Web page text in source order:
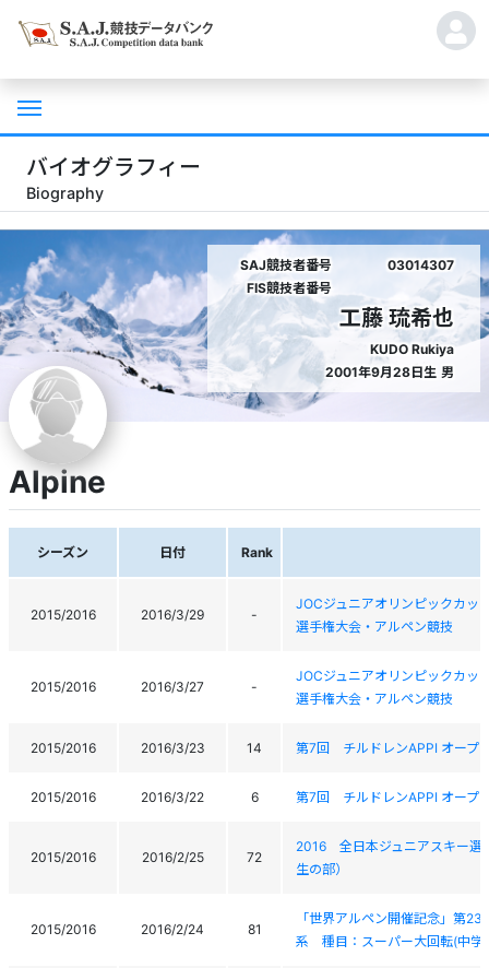
バイオグラフィー
Biography
SAJ競技者番号
03014307
FIS競技者番号
工藤 琉希也
KUDO Rukiya
2001年9月28日生 男
Alpine
シーズン 日付 Rank
2015/2016 2016/3/29 -
JOCジュニアオリンピックカ
選手権大会・アルペン競技
2015/2016 2016/3/27 -
JOCジュニアオリンピックカ
選手権大会・アルペン競技
2015/2016 2016/3/23 14 第7回 チルドレンAPPI オープ
2015/2016 2016/3/22 6 第7回 チルドレンAPPI オープ
2015/2016 2016/2/25 72
2016 全日本ジュニアスキー選
生の部）
2015/2016 2016/2/24 81
「世界アルペン開催記念」第
系 種目：スーパー大回転(中学